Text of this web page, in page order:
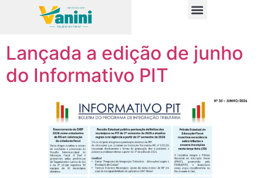
Tag:notícias
Lançada a edição de junho
do Informativo PIT